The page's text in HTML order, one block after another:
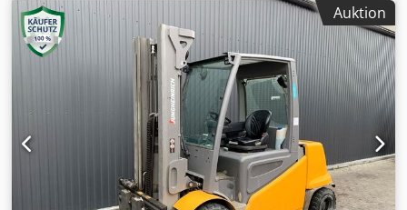
Auktion